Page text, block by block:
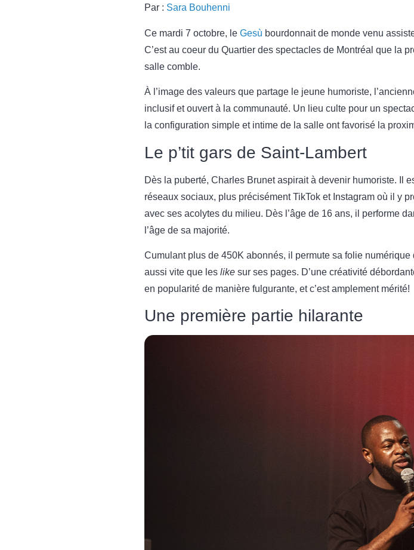
Par : Sara Bouhenni
Ce mardi 7 octobre, le Gesù bourdonnait de monde venu
C’est au coeur du Quartier des spectacles de Montréal que la
salle comble.
À l’image des valeurs que partage le jeune humoriste,
inclusif et ouvert à la communauté. Un lieu culte pour un
la configuration simple et intime de la salle ont favorisé la
Le p’tit gars de Saint-Lambert
Dès la puberté, Charles Brunet aspirait à devenir humoriste. Il
réseaux sociaux, plus précisément TikTok et Instagram où il y
avec ses acolytes du milieu. Dès l’âge de 16 ans, il performe
l’âge de sa majorité.
Cumulant plus de 450K abonnés, il permute sa folie
aussi vite que les like sur ses pages. D’une créativité
en popularité de manière fulgurante, et c’est amplement mérité!
Une première partie hilarante